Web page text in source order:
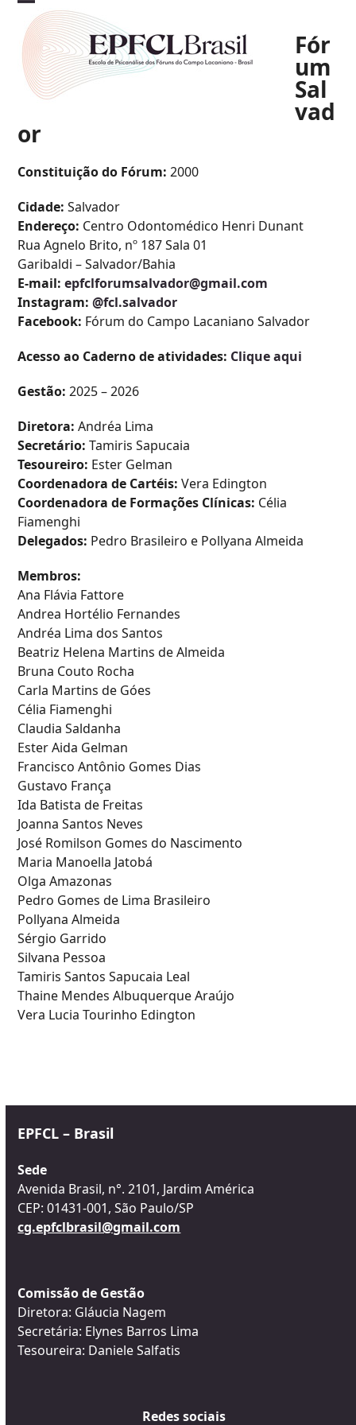
Skip
content
Open
mobile
menu
Close
mobile
menu
Fór
um
Sal
vad
or
Constituição do Fórum:2000
Cidade: Salvador
Endereço: Centro Odontomédico Henri Dunant
Rua Agnelo Brito, nº 187 Sala 01
Garibaldi – Salvador/Bahia
E-mail:epfclforumsalvador@gmail.com
Instagram:@fcl.salvador
Facebook: Fórum do Campo Lacaniano Salvador​
Acesso ao Caderno de atividades: Clique aqui
Gestão: 2025 – 2026
​Diretora: Andréa Lima
Secretário: Tamiris Sapucaia
Tesoureiro: Ester Gelman
Coordenadora de Cartéis: Vera Edington
Coordenadora de Formações Clínicas: Célia
Fiamenghi
Delegados: Pedro Brasileiro e Pollyana Almeida
Membros:
Ana Flávia Fattore
Andrea Hortélio Fernandes
Andréa Lima dos Santos
Beatriz Helena Martins de Almeida
Bruna Couto Rocha
Carla Martins de Góes
Célia Fiamenghi
Claudia Saldanha
Ester Aida Gelman
Francisco Antônio Gomes Dias
Gustavo França
Ida Batista de Freitas
Joanna Santos Neves
José Romilson Gomes do Nascimento
Maria Manoella Jatobá
Olga Amazonas
Pedro Gomes de Lima Brasileiro
Pollyana Almeida
Sérgio Garrido
Silvana Pessoa
Tamiris Santos Sapucaia Leal
Thaine Mendes Albuquerque Araújo
Vera Lucia Tourinho Edington
EPFCL – Brasil
Sede
Avenida Brasil, n°. 2101, Jardim América
CEP: 01431-001, São Paulo/SP
cg.epfclbrasil@gmail.com
Comissão de Gestão
Diretora: Gláucia Nagem
Secretária: Elynes Barros Lima
Tesoureira: Daniele Salfatis
Redes sociais